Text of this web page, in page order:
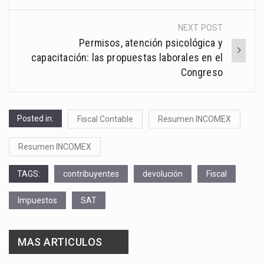
NEXT POST
Permisos, atención psicológica y
capacitación: las propuestas laborales en el
Congreso
Posted in: Fiscal Contable Resumen INCOMEX
Resumen INCOMEX
TAGS: contribuyentes devolución Fiscal
Impuestos SAT
MAS ARTICULOS